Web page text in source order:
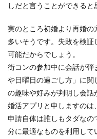
しだと言うことができると
実のところ初婚より再婚
多いそうです。失敗を検
可能だからでしょう。
街コンの参加中に会話が弾
や日曜日の過ごし方」に
の趣味や好みが判明し会話
婚活アプリと申しますの
申請自体は誰しもタダなの
分に最適なものを利用して